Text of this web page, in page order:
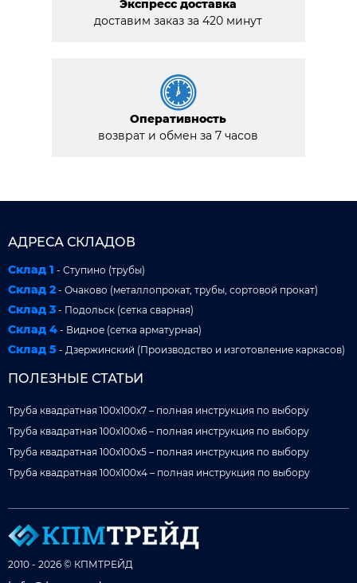
Экспресс доставка
доставим заказ за 420 минут
Оперативность
возврат и обмен за 7 часов
АДРЕСА СКЛАДОВ
Склад 1 - Ступино (трубы)
Склад 2 - Очаково (металлопрокат, трубы, сортовой прокат)
Склад 3 - Подольск (сетка сварная)
Склад 4 - Видное (сетка арматурная)
Склад 5 - Дзержинский (Производство и изготовление каркасов)
ПОЛЕЗНЫЕ СТАТЬИ
Труба квадратная 100x100x7 – полная инструкция по выбору
Труба квадратная 100x100x6 – полная инструкция по выбору
Труба квадратная 100x100x5 – полная инструкция по выбору
Труба квадратная 100x100x4 – полная инструкция по выбору
2010 - 2026 © КПМТРЕЙД